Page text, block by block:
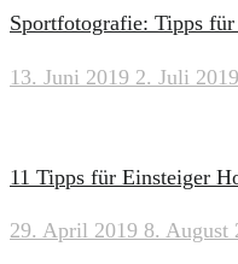
Sportfotografie: Tipps
13. Juni 2019 2. Juli 2019
11 Tipps für Einsteiger
29. April 2019 8. August